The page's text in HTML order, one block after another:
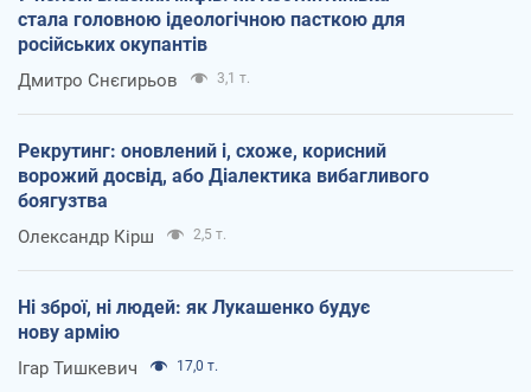
стала головною ідеологічною пасткою для
російських окупантів
Дмитро Снєгирьов 3,1 т.
Рекрутинг: оновлений і, схоже, корисний
ворожий досвід, або Діалектика вибагливого
боягузтва
Олександр Кірш 2,5 т.
Ні зброї, ні людей: як Лукашенко будує
нову армію
Ігар Тишкевич 17,0 т.